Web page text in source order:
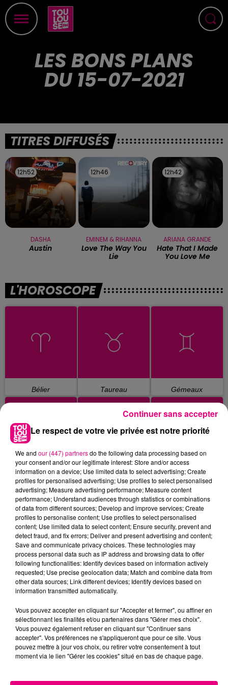
LES BONS PLANS
DU 15-07-2021
TITRES DIFFUSÉS
12h52
12h52
DASHA
Austin
12h46
12h46
EMINEM & RIHANNA
Love The Way You
Lie
12h42
12h42
ARIANA GRANDE
Hate That I Made
You Love Me
L'HOROSCOPE
Bélier Taureau Gémeaux
Cancer Lion Vierge
Balance Scorpion Sagittaire
Capricorne Verseau Poissons
Le respect de votre vie privée est notre priorité
We and our (447) partnersdo the following data processing based on
your consent and/or our legitimate interest: Store and/or access
information on a device; Use limited data to select advertising; Create
profiles for personalised advertising; Use profiles to select personalised
advertising; Measure advertising performance; Measure content
performance; Understand audiences through statistics or combinations
of data from different sources; Develop and improve services; Create
profiles to personalise content; Use profiles to select personalised
content; Use limited data to select content; Ensure security, prevent and
detect fraud, and fix errors; Deliver and present advertising and content;
Save and communicate privacy choices. These technologies may
process personal data such as IP address and browsing data to offer
following functionalities: Identify devices based on information actively
requested; Use precise geolocation data; Match and combine data from
other data sources; Link different devices; Identify devices based on
information transmitted automatically.
Vous pouvez accepter en cliquant sur "Accepter et fermer", ou affiner en
sélectionnant les finalités et/ou partenaires dans "Gérer mes choix".
Vous pouvez également refuser en cliquant sur "Continuer sans
accepter". Vos préférences ne s'appliqueront que pour ce site. Vous
pouvez mettre à jour vos choix, ou retirer votre consentement à tout
moment via le lien "Gérer les cookies" situé en bas de chaque page.
Continuer sans accepter